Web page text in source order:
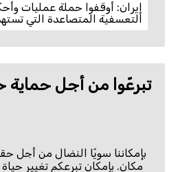
إيران: أوقفوا حملة عمليات
التعسفية المتصاعدة التي
تبرعّوا من أجل حماية
بإمكاننا سويًا النضال من أجل
مكان. بإمكان تبرعكم تغيير